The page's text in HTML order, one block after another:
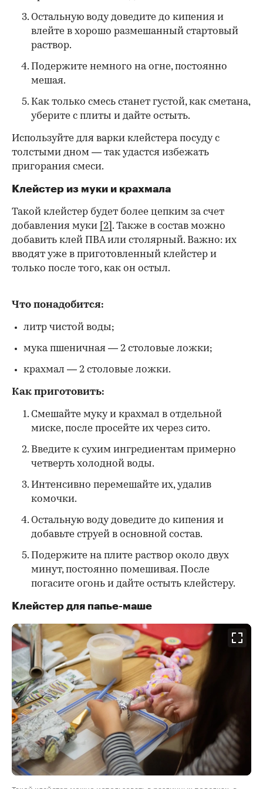
Остальную воду доведите до кипения и
влейте в хорошо размешанный стартовый
раствор.
Подержите немного на огне, постоянно
мешая.
Как только смесь станет густой, как сметана,
уберите с плиты и дайте остыть.
Используйте для варки клейстера посуду с
толстыми дном — так удастся избежать
пригорания смеси.
Клейстер из муки и крахмала
Такой клейстер будет более цепким за счет
добавления муки [2] . Также в состав можно
добавить клей ПВА или столярный. Важно: их
вводят уже в приготовленный клейстер и
только после того, как он остыл.
Что понадобится:
литр чистой воды;
мука пшеничная — 2 столовые ложки;
крахмал — 2 столовые ложки.
Как приготовить:
Смешайте муку и крахмал в отдельной
миске, после просейте их через сито.
Введите к сухим ингредиентам примерно
четверть холодной воды.
Интенсивно перемешайте их, удалив
комочки.
Остальную воду доведите до кипения и
добавьте струей в основной состав.
Подержите на плите раствор около двух
минут, постоянно помешивая. После
погасите огонь и дайте остыть клейстеру.
Клейстер для папье-маше